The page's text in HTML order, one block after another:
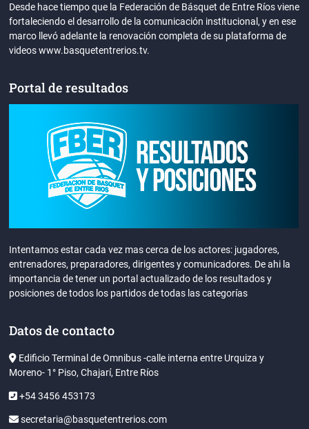
Desde hace tiempo que la Federación de Básquet de Entre Ríos viene
fortaleciendo el desarrollo de la comunicación institucional, y en ese
marco llevó adelante la renovación completa de su plataforma de
videos www.basquetentrerios.tv.
Portal de resultados
Intentamos estar cada vez mas cerca de los actores: jugadores,
entrenadores, preparadores, dirigentes y comunicadores. De ahi la
importancia de tener un portal actualizado de los resultados y
posiciones de todos los partidos de todas las categorías
Datos de contacto
Edificio Terminal de Omnibus -calle interna entre Urquiza y
Moreno- 1° Piso, Chajarí, Entre Ríos
+54 3456 453173
secretaria@basquetentrerios.com